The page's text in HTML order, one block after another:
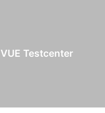
VUE Testcenter